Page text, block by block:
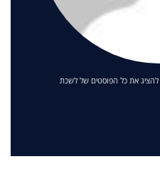
להציג את כל הפוסטים של לשכת